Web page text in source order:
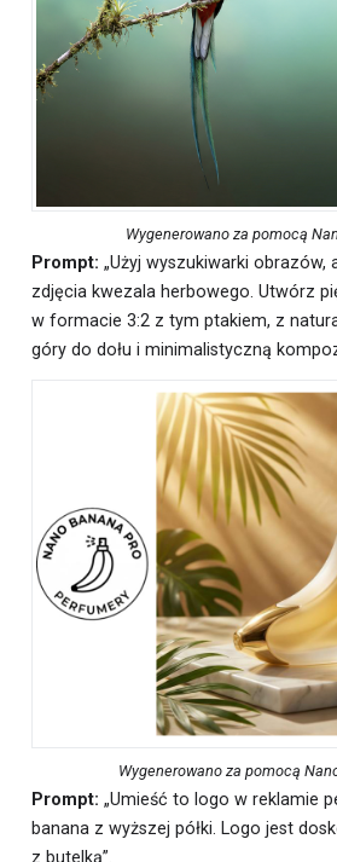
Wygenerowano za pomocą
Prompt: „Użyj wyszukiwarki obrazów,
zdjęcia kwezala herbowego. Utwórz
w formacie 3:2 z tym ptakiem, z
góry do dołu i minimalistyczną
Wygenerowano za pomocą
Prompt: „Umieść to logo w reklamie
banana z wyższej półki. Logo jest